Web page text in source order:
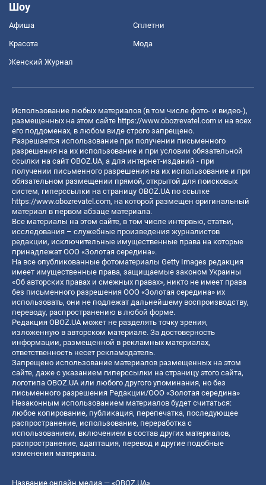
Шоу
Афиша Сплетни
Красота Мода
Женский Журнал
Использование любых материалов (в том числе фото- и видео-),
размещенных на этом сайте https://www.obozrevatel.com и на всех
его поддоменах, в любом виде строго запрещено.
Разрешается использование при получении письменного
разрешения на их использование и при условии обязательной
ссылки на сайт OBOZ.UA, а для интернет-изданий - при
получении письменного разрешения на их использование и при
обязательном размещении прямой, открытой для поисковых
систем, гиперссылки на страницу OBOZ.UA по ссылке
https://www.obozrevatel.com, на которой размещен оригинальный
материал в первом абзаце материала.
Все материалы на этом сайте, в том числе интервью, статьи,
исследования – служебные произведения журналистов
редакции, исключительные имущественные права на которые
принадлежат ООО «Золотая середина».
На все опубликованные фотоматериалы Getty Images редакция
имеет имущественные права, защищаемые законом Украины
«Об авторских правах и смежных правах», никто не имеет права
без письменного разрешения ООО «Золотая середина» их
использовать, они не подлежат дальнейшему воспроизводству,
переводу, распространению в любой форме.
Редакция OBOZ.UA может не разделять точку зрения,
изложенную в авторском материале. За достоверность
информации, размещенной в рекламных материалах,
ответственность несет рекламодатель.
Запрещено использование материалов размещенных на этом
сайте, даже с указанием гиперссылки на страницу этого сайта,
логотипа OBOZ.UA или любого другого упоминания, но без
письменного разрешения Редакции/ООО «Золотая середина»
Незаконным использованием материалов будет считаться:
любое копирование, публикация, перепечатка, последующее
распространение, использование, переработка с
использованием, включением в состав других материалов,
распространение, адаптация, перевод и другие подобные
изменения материала.
Название онлайн медиа — «OBOZ.UA»